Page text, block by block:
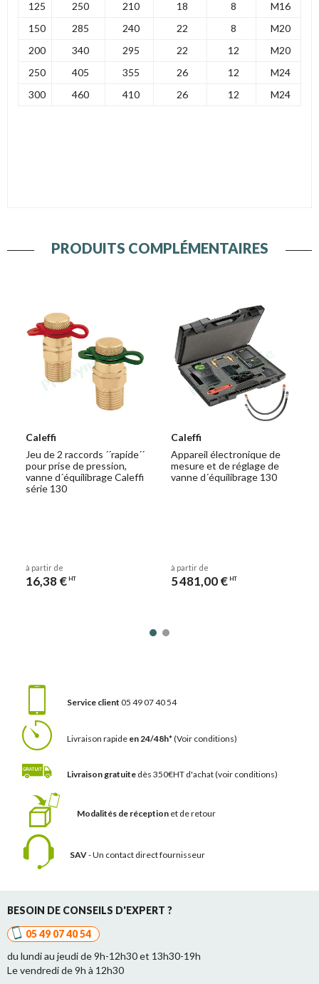
125 250 210 18 8
M16
150
285 240 22 8
M20
200
340 295 22 12
M20
250
405 355 26 12
M24
300
460 410 26 12 M24
PRODUITS COMPLÉMENTAIRES
Caleffi
Jeu de 2 raccords ´´rapide´´
pour prise de pression,
vanne d´équilibrage Caleffi
série 130
à partir de
16,38 € HT
Caleffi
Appareil électronique de
mesure et de réglage de
vanne d´équilibrage 130
à partir de
5 481,00 € HT
Service client 05 49 07 40 54
Livraison rapide en 24/48h*(Voir conditions)
Livraison gratuite dès 350€HT d'achat(voir conditions)
Modalités de réception et de retour
SAV- Un contact direct fournisseur
BESOIN DE CONSEILS D'EXPERT ?
05 49 07 40 54
du lundi au jeudi de 9h-12h30 et 13h30-19h
Le vendredi de 9h à 12h30